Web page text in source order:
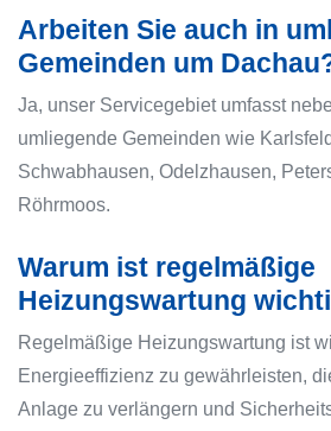
Arbeiten Sie auch in
Gemeinden um
Ja, unser Servicegebiet umfasst
umliegende Gemeinden wie
Schwabhausen, Odelzhausen,
Röhrmoos.
Warum ist regelmäßige
Heizungswartung
Regelmäßige Heizungswartung ist
Energieeffizienz zu gewährleisten,
Anlage zu verlängern und